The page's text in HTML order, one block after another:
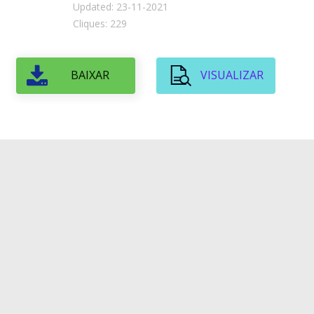
Updated: 23-11-2021
Cliques: 229
BAIXAR VISUALIZAR